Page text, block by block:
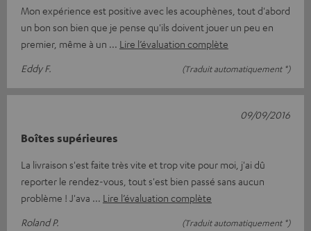
Mon expérience est positive avec les acouphènes, tout d'abord
un bon son bien que je pense qu'ils doivent jouer un peu en
premier, même à un
Lire l’évaluation complète
Eddy F.
(Traduit automatiquement *)
Boîtes supérieures
La livraison s'est faite très vite et trop vite pour moi, j'ai dû
reporter le rendez-vous, tout s'est bien passé sans aucun
problème ! J'ava
Lire l’évaluation complète
Roland P.
(Traduit automatiquement *)
09/09/2016